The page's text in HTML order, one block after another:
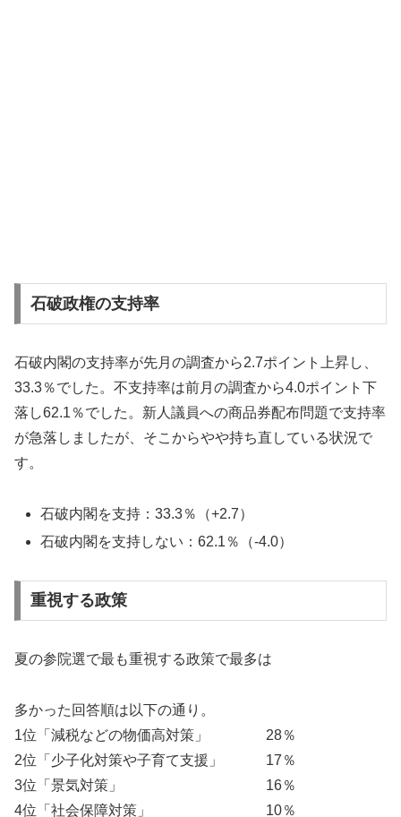
石破政権の支持率
石破内閣の支持率が先月の調査から2.7ポイント上昇し、
33.3％でした。不支持率は前月の調査から4.0ポイント下
落し62.1％でした。新人議員への商品券配布問題で支持率
が急落しましたが、そこからやや持ち直している状況で
す。
石破内閣を支持：33.3％（+2.7）
石破内閣を支持しない：62.1％（-4.0）
重視する政策
夏の参院選で最も重視する政策で最多は
多かった回答順は以下の通り。
1位「減税などの物価高対策」 28％
2位「少子化対策や子育て支援」 17％
3位「景気対策」 16％
4位「社会保障対策」 10％